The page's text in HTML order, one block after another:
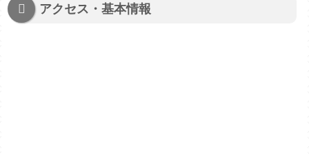
アクセス・基本情報